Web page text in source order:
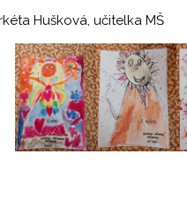
Hušková, učitelka MŠ